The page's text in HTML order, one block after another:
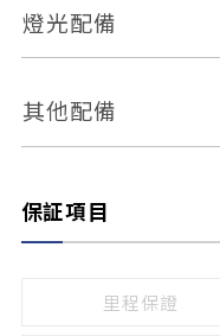
倒車雷達
無
引擎啟閉系統
燈光配備
感應頭燈
頭燈光源
其他配備
保証項目
里程保證